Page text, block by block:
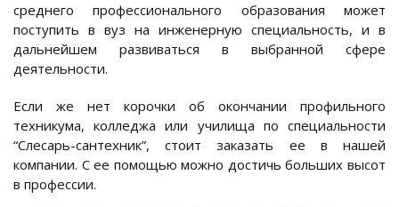
среднего профессионального образования может
поступить в вуз на инженерную специальность, и в
дальнейшем развиваться в выбранной сфере
деятельности.
Если же нет корочки об окончании профильного
техникума, колледжа или училища по специальности
“Слесарь-сантехник”, стоит заказать ее в нашей
компании. С ее помощью можно достичь больших высот
в профессии.